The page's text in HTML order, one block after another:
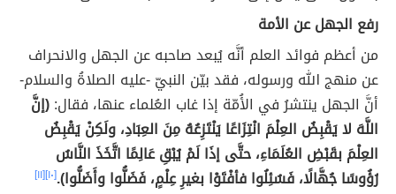
رفع الجهل عن الأمة
من أعظم فوائد العلم أنَّه يُبعد صاحبه عن الجهل والانحراف
عن منهج الله ورسوله، فقد بيّن النبيّ -عليه الصلاةُ والسلام-
أنَّ الجهل ينتشرُ في الأُمّة إذا غاب العُلماء عنها، فقال:(إنَّ
اللَّهَ لا يَقْبِضُ العِلْمَ انْتِزَاعًا يَنْتَزِعُهُ مِنَ العِبَادِ، ولَكِنْ يَقْبِضُ
العِلْمَ بقَبْضِ العُلَمَاءِ، حتَّى إذَا لَمْ يُبْقِ عَالِمًا اتَّخَذَ النَّاسُ
رُؤُوسًا جُهَّالًا، فَسُئِلُوا فأفْتَوْا بغيرِ عِلْمٍ، فَضَلُّوا وأَضَلُّوا).[١٠] [١١]